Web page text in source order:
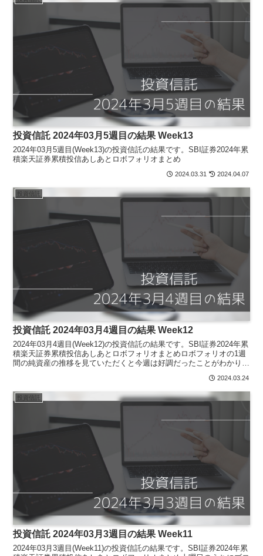
投資信託 2024年03月5週目の結果 Week13
2024年03月5週目(Week13)の投資信託の結果です。SBI証券2024年累
積楽天証券累積投信あしあとロボフォリオまとめ
2024.03.31 2024.04.07
投資信託
投資信託 2024年03月4週目の結果 Week12
2024年03月4週目(Week12)の投資信託の結果です。SBI証券2024年累
積楽天証券累積投信あしあとロボフォリオまとめロボフォリオの1週
間の純資産の推移を見ていただくと今週は好調だったことがわかりま
2024.03.24
投資信託
投資信託 2024年03月3週目の結果 Week11
2024年03月3週目(Week11)の投資信託の結果です。SBI証券2024年累